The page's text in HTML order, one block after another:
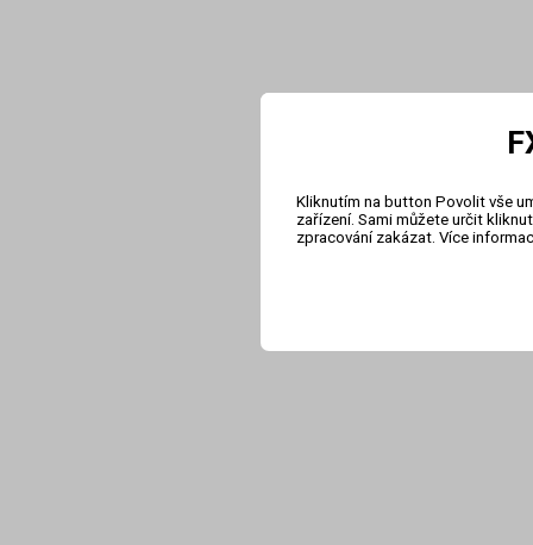
Kliknutím na button Povolit vše
zařízení. Sami můžete určit
zpracování zakázat. Více